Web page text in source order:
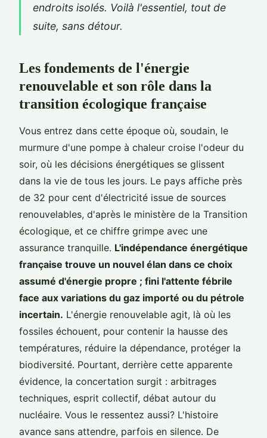
endroits isolés. Voilà l'essentiel, tout de
suite, sans détour.
Les fondements de l'énergie
renouvelable et son rôle dans la
transition écologique française
Vous entrez dans cette époque où, soudain, le
murmure d'une pompe à chaleur croise l'odeur du
soir, où les décisions énergétiques se glissent
dans la vie de tous les jours. Le pays affiche près
de 32 pour cent d'électricité issue de sources
renouvelables, d'après le ministère de la Transition
écologique, et ce chiffre grimpe avec une
assurance tranquille. L'indépendance énergétique
française trouve un nouvel élan dans ce choix
assumé d'énergie propre ; fini l'attente fébrile
face aux variations du gaz importé ou du pétrole
incertain. L'énergie renouvelable agit, là où les
fossiles échouent, pour contenir la hausse des
températures, réduire la dépendance, protéger la
biodiversité. Pourtant, derrière cette apparente
évidence, la concertation surgit : arbitrages
techniques, esprit collectif, débat autour du
nucléaire. Vous le ressentez aussi? L'histoire
avance sans attendre, parfois en silence. De